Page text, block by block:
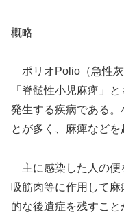
概略
ポリオPolio（急性灰
「脊髄性小児麻痺」
発生する疾病である
とが多く、麻痺などを
主に感染した人の便
吸筋肉等に作用して
的な後遺症を残すこ